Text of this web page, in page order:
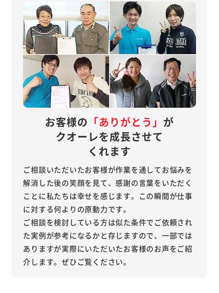
お客様の 「ありがとう」 が
クオーレを成長させて
くれます
ご相談いただいたお客様が作業を通してお悩みを
解消した後の笑顔を見て、感謝の言葉をいただく
ことに私たちは幸せを感じます。この瞬間が仕事
に対する何よりの原動力です。
ご相談を検討している方は似た条件でご依頼され
た実例が参考になるかと存じますので、一部では
ありますが実際にいただいたお客様のお声をご紹
介します。ぜひご覧ください。